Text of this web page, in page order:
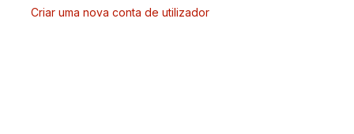
Criar uma nova conta de utilizador